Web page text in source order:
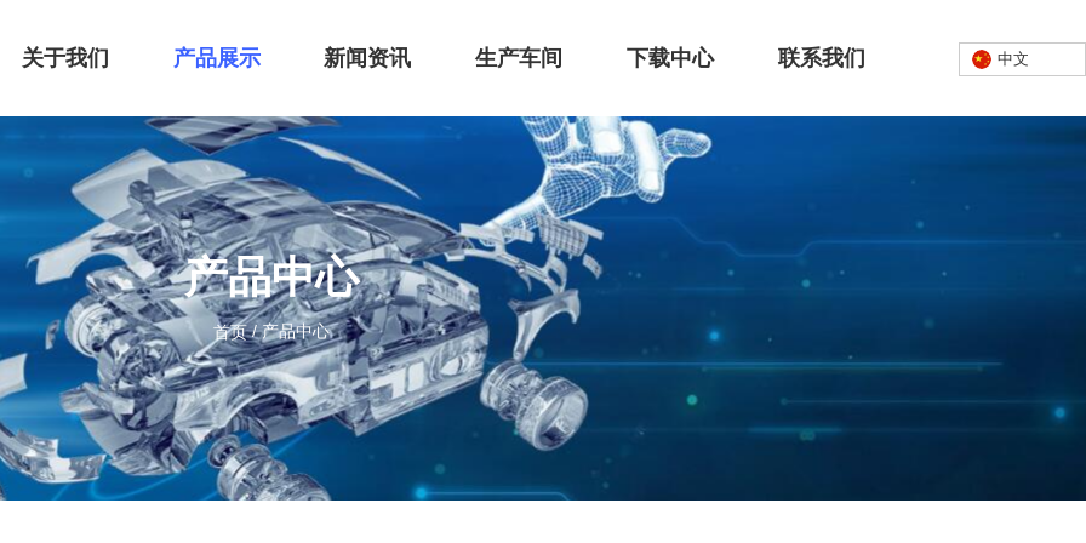
关于我们 产品展示 新闻资讯 生产车间 下载中心 联系我们 中文
产品中心
首页/产品中心